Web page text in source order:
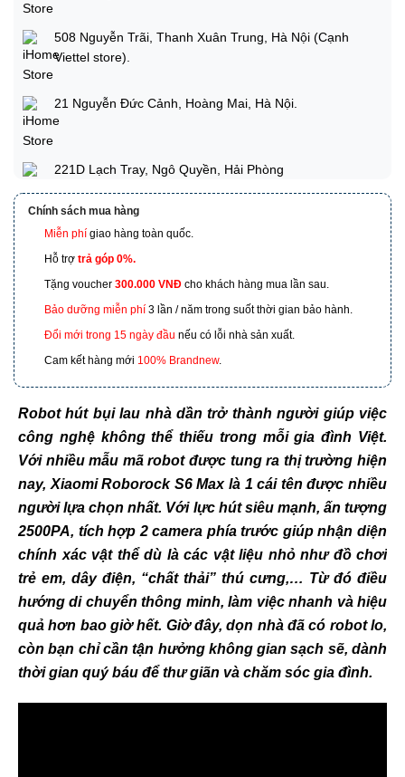
508 Nguyễn Trãi, Thanh Xuân Trung, Hà Nội (Cạnh
Viettel store).
21 Nguyễn Đức Cảnh, Hoàng Mai, Hà Nội.
221D Lạch Tray, Ngô Quyền, Hải Phòng
173 Nguyễn Thái Bình, Phường 4, Quận Tân Bình, Hồ
Chí Minh
601 Hoàng Liên, TP Lào Cai
Chính sách mua hàng
Miễn phí giao hàng toàn quốc.
Hỗ trợ trả góp 0%.
Tặng voucher 300.000 VNĐ cho khách hàng mua lần sau.
Bảo dưỡng miễn phí 3 lần / năm trong suốt thời gian bảo hành.
Đổi mới trong 15 ngày đầu nếu có lỗi nhà sản xuất.
Cam kết hàng mới 100% Brandnew.
Robot hút bụi lau nhà dần trở thành người giúp việc
công nghệ không thể thiếu trong mỗi gia đình Việt.
Với nhiều mẫu mã robot được tung ra thị trường hiện
nay, Xiaomi Roborock S6 Max là 1 cái tên được nhiều
người lựa chọn nhất. Với lực hút siêu mạnh, ấn tượng
2500PA, tích hợp 2 camera phía trước giúp nhận diện
chính xác vật thể dù là các vật liệu nhỏ như đồ chơi
trẻ em, dây điện, “chất thải” thú cưng,… Từ đó điều
hướng di chuyển thông minh, làm việc nhanh và hiệu
quả hơn bao giờ hết. Giờ đây, dọn nhà đã có robot lo,
còn bạn chỉ cần tận hưởng không gian sạch sẽ, dành
thời gian quý báu để thư giãn và chăm sóc gia đình.